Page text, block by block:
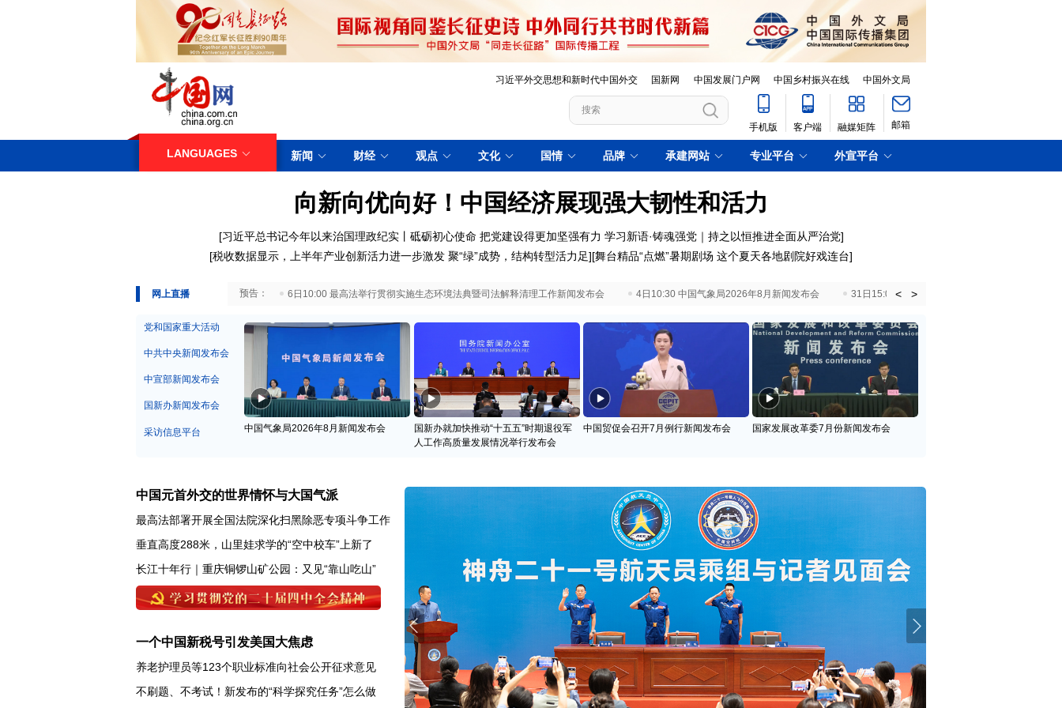
习近平外交思想和新时代中国外交 国新网 中国发展门户网 中国乡村振兴在线 中国外文局
手机版 客户端 融媒矩阵 邮箱
LANGUAGES 新闻 财经 观点 文化 国情 品牌 承建网站 专业平台 外宣平台
向新向优向好！中国经济展现强大韧性和活力
[习近平总书记今年以来治国理政纪实丨砥砺初心使命 把党建设得更加坚强有力 学习新语·铸魂强党｜持之以恒推进全面从严治党]
[税收数据显示，上半年产业创新活力进一步激发 聚“绿”成势，结构转型活力足][舞台精品“点燃”暑期剧场 这个夏天各地剧院好戏连台]
网上直播
29日10:00 国务院台湾事务办公室7月29日举行新闻发布会 6日10:00 最高法举行贯彻实施生态环境法典暨司法解释清理工作新闻发布会 4日10:30 中国气象局2026年8月新闻发布会 31日15:00 国新办就加快推动“十五五”时期退役
< >
党和国家重大活动
中共中央新闻发布会
中宣部新闻发布会
国新办新闻发布会
采访信息平台 中国气象局2026年8月新闻发布会
国新办就加快推动“十五五”时期退役军
人工作高质量发展情况举行发布会
中国贸促会召开7月例行新闻发布会 国家发展改革委7月份新闻发布会
中国元首外交的世界情怀与大国气派
最高法部署开展全国法院深化扫黑除恶专项斗争工作
垂直高度288米，山里娃求学的“空中校车”上新了
长江十年行｜重庆铜锣山矿公园：又见“靠山吃山”
一个中国新税号引发美国大焦虑
养老护理员等123个职业标准向社会公开征求意见
不刷题、不考试！新发布的“科学探究任务”怎么做